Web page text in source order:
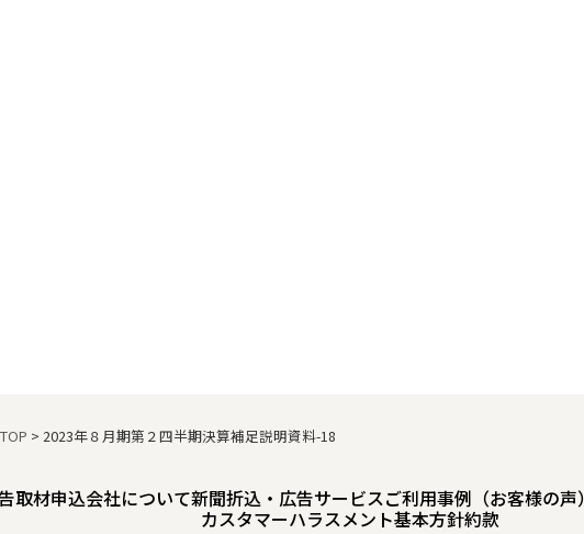
>2023年８月期第２四半期決算補足説明資料-18
取材申込会社について新聞折込・広告サービスご利用事例（お客様の声）
カスタマーハラスメント基本方針約款